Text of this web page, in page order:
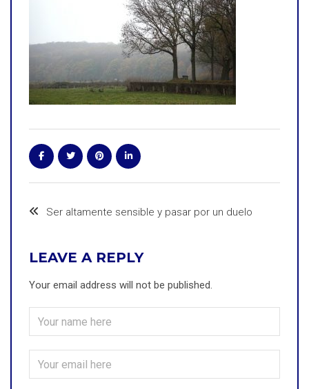
Ser altamente sensible y pasar por un duelo
LEAVE A REPLY
Your email address will not be published.